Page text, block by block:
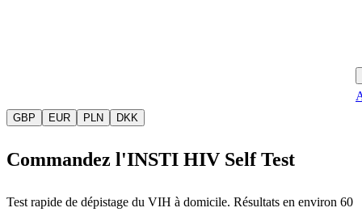
GBP EUR PLN DKK
Commandez l'INSTI HIV Self Test
Test rapide de dépistage du VIH à domicile. Résultats en environ 60